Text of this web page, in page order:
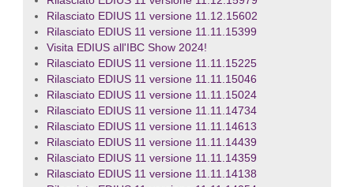
Rilasciato EDIUS 11 versione 11.12.15602
Rilasciato EDIUS 11 versione 11.11.15399
Visita EDIUS all'IBC Show 2024!
Rilasciato EDIUS 11 versione 11.11.15225
Rilasciato EDIUS 11 versione 11.11.15046
Rilasciato EDIUS 11 versione 11.11.15024
Rilasciato EDIUS 11 versione 11.11.14734
Rilasciato EDIUS 11 versione 11.11.14613
Rilasciato EDIUS 11 versione 11.11.14439
Rilasciato EDIUS 11 versione 11.11.14359
Rilasciato EDIUS 11 versione 11.11.14138